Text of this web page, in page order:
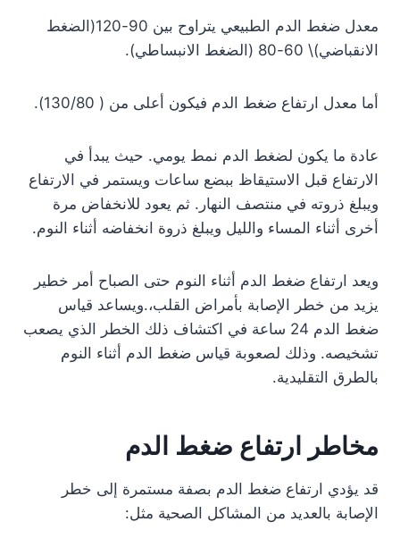
معدل ضغط الدم الطبيعي يتراوح بين 90-120(الضغط
الانقباضي)\ 60-80 (الضغط الانبساطي).
أما معدل ارتفاع ضغط الدم فيكون أعلى من ( 130/80).
عادة ما يكون لضغط الدم نمط يومي. حيث يبدأ في
الارتفاع قبل الاستيقاظ ببضع ساعات ويستمر في الارتفاع
ويبلغ ذروته في منتصف النهار. ثم يعود للانخفاض مرة
أخرى أثناء المساء والليل ويبلغ ذروة انخفاضه أثناء النوم.
ويعد ارتفاع ضغط الدم أثناء النوم حتى الصباح أمر خطير
يزيد من خطر الإصابة بأمراض القلب،.ويساعد قياس
ضغط الدم 24 ساعة في اكتشاف ذلك الخطر الذي يصعب
تشخيصه. وذلك لصعوبة قياس ضغط الدم أثناء النوم
بالطرق التقليدية.
مخاطر ارتفاع ضغط الدم
قد يؤدي ارتفاع ضغط الدم بصفة مستمرة إلى خطر
الإصابة بالعديد من المشاكل الصحية مثل: